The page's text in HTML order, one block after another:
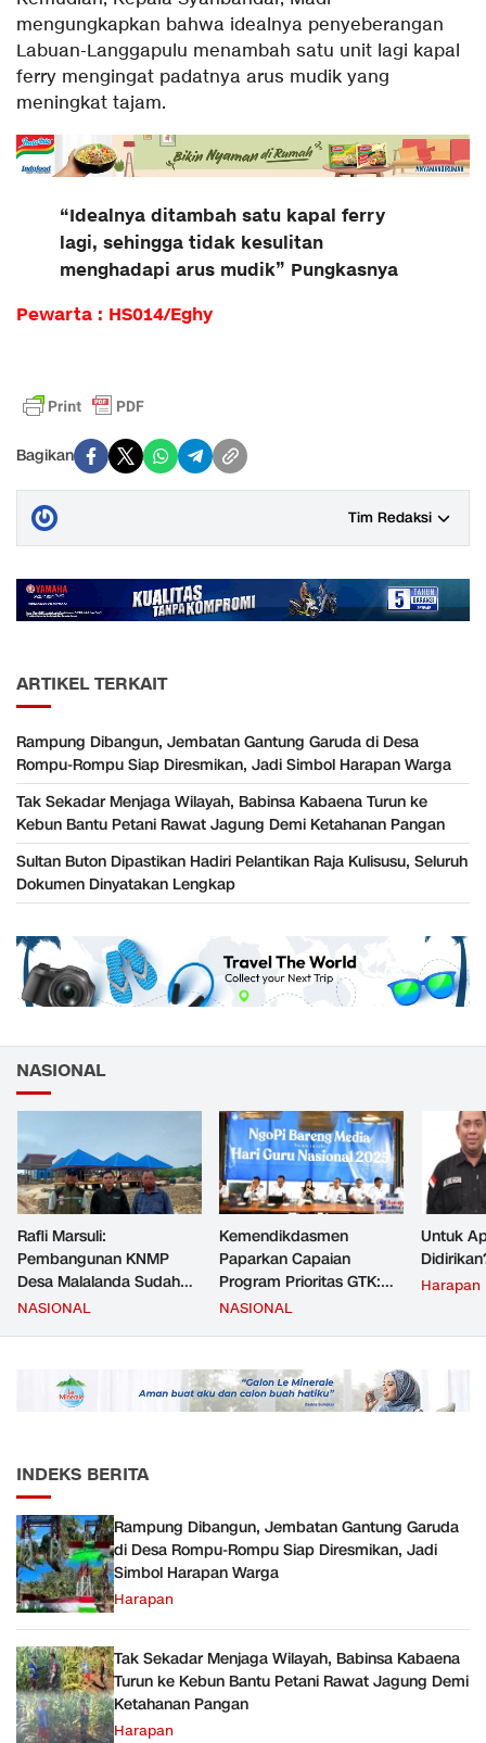
mengungkapkan bahwa idealnya penyeberangan
Labuan-Langgapulu menambah satu unit lagi kapal
ferry mengingat padatnya arus mudik yang
meningkat tajam.
“Idealnya ditambah satu kapal ferry
lagi, sehingga tidak kesulitan
menghadapi arus mudik” Pungkasnya
Pewarta : HS014/Eghy
Bagikan
Tim Redaksi
ARTIKEL TERKAIT
Rampung Dibangun, Jembatan Gantung Garuda di Desa
Rompu-Rompu Siap Diresmikan, Jadi Simbol Harapan Warga
Tak Sekadar Menjaga Wilayah, Babinsa Kabaena Turun ke
Kebun Bantu Petani Rawat Jagung Demi Ketahanan Pangan
Sultan Buton Dipastikan Hadiri Pelantikan Raja Kulisusu, Seluruh
Dokumen Dinyatakan Lengkap
NASIONAL
Rafli Marsuli:
Pembangunan KNMP
Desa Malalanda Sudah
Mencapai 69 Persen dan
JMD dan JMF
NASIONAL
Kemendikdasmen
Paparkan Capaian
Program Prioritas GTK:
Kompetensi Meningkat,
NASIONAL
Untuk
Harapan
INDEKS BERITA
Rampung Dibangun, Jembatan Gantung Garuda
di Desa Rompu-Rompu Siap Diresmikan, Jadi
Simbol Harapan Warga
Harapan
Tak Sekadar Menjaga Wilayah, Babinsa Kabaena
Turun ke Kebun Bantu Petani Rawat Jagung Demi
Ketahanan Pangan
Harapan